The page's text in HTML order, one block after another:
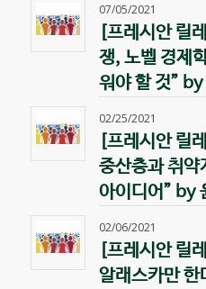
07/05/2021
[프레시안 릴
쟁, 노벨 경제
워야 할 것”
02/25/2021
[프레시안 릴
중산층과 취약
아이디어” by
02/06/2021
[프레시안 릴
알래스카만